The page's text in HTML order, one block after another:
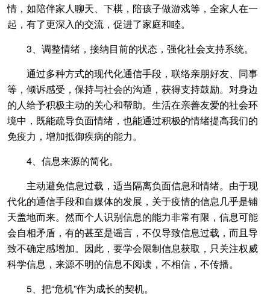
情，如陪伴家人聊天、下棋，陪孩子做游戏等，全家人在一
起，有了更深入的交流，促进了家庭和睦。
3、调整情绪，接纳目前的状态，强化社会支持系统。
通过多种方式的现代化通信手段，联络亲朋好友、同事
等，倾诉感受，保持与社会的沟通，获得支持鼓励。对身边
的人给予积极主动的关心和帮助。生活在亲善友爱的社会环
境中，既能疏导负面情绪，也能通过积极的情绪提高我们的
免疫力，增加抵御疾病的能力。
4、信息来源的简化。
主动避免信息过载，适当隔离负面信息和情绪。由于现
代化的通信手段和自媒体的发展，关于疫情的信息几乎是铺
天盖地而来。然而个人识别信息的能力非常有限，信息可能
会自相矛盾，有的甚至是谣言，不仅导致信息过载，而且导
致不确定感增加。因此，要学会限制信息获取，只关注权威
科学信息，来源不明的信息不阅读，不相信，不传播。
5、把“危机”作为成长的契机。